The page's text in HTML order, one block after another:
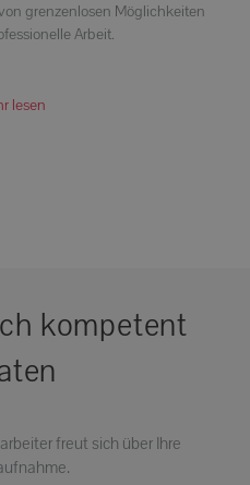
grenzenlosen Möglichkeiten
Arbeit.
lesen
kompetent
freut sich über Ihre